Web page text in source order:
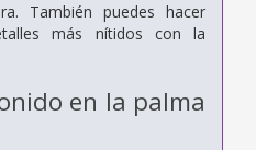
También puedes hacer
más nítidos con la
en la palma